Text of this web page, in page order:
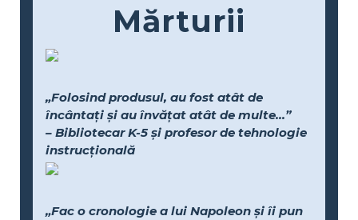
Mărturii
„Folosind produsul, au fost atât de
încântați și au învățat atât de multe...”
– Bibliotecar K-5 și profesor de tehnologie
instrucțională
„Fac o cronologie a lui Napoleon și îi pun